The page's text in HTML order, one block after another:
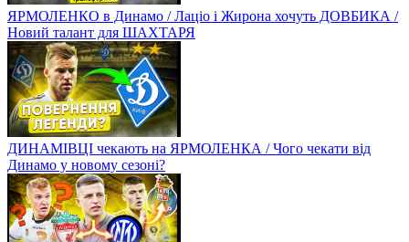
ЯРМОЛЕНКО в Динамо / Лаціо і Жирона хочуть ДОВБИКА /
Новий талант для ШАХТАРЯ
ДИНАМІВЦІ чекають на ЯРМОЛЕНКА / Чого чекати від
Динамо у новому сезоні?